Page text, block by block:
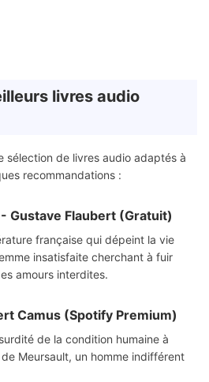
livres audio
sélection de livres audio adaptés à
recommandations :
- Gustave Flaubert (Gratuit)
française qui dépeint la vie
insatisfaite cherchant à fuir
amours interdites.
Camus (Spotify Premium)
de la condition humaine à
Meursault, un homme indifférent